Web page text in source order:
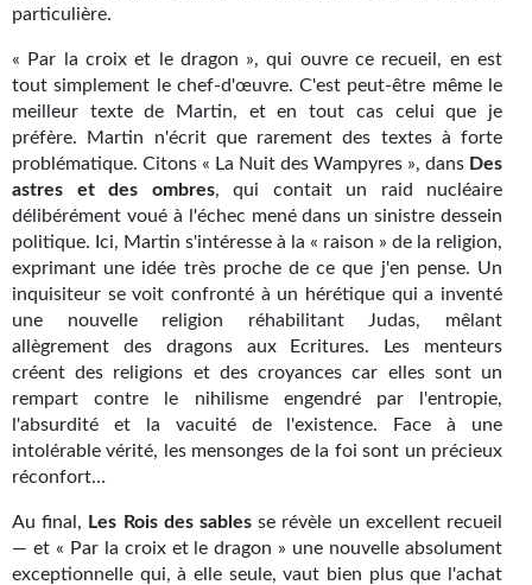
CONTACT
Nous contacter
F.A.Q.
Soumettre un manuscrit
Support technique
particulière.
« Par la croix et le dragon », qui ouvre ce recueil, en est
tout simplement le chef-d'œuvre. C'est peut-être même le
meilleur texte de Martin, et en tout cas celui que je
préfère. Martin n'écrit que rarement des textes à forte
problématique. Citons « La Nuit des Wampyres », dans Des
astres et des ombres, qui contait un raid nucléaire
délibérément voué à l'échec mené dans un sinistre dessein
politique. Ici, Martin s'intéresse à la « raison » de la religion,
exprimant une idée très proche de ce que j'en pense. Un
inquisiteur se voit confronté à un hérétique qui a inventé
une nouvelle religion réhabilitant Judas, mêlant
allègrement des dragons aux Ecritures. Les menteurs
créent des religions et des croyances car elles sont un
rempart contre le nihilisme engendré par l'entropie,
l'absurdité et la vacuité de l'existence. Face à une
intolérable vérité, les mensonges de la foi sont un précieux
réconfort…
Au final, Les Rois des sables se révèle un excellent recueil
— et « Par la croix et le dragon » une nouvelle absolument
exceptionnelle qui, à elle seule, vaut bien plus que l'achat